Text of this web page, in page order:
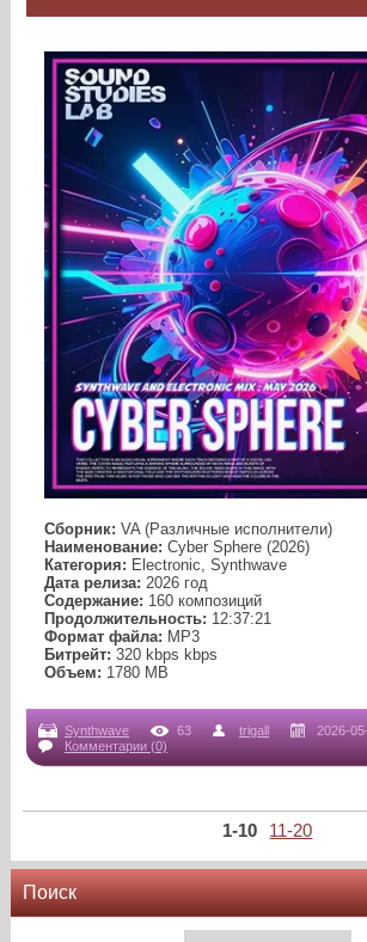
Сборник: VA (Различные исполнители)
Наименование: Cyber Sphere (2026)
Категория: Electronic, Synthwave
Дата релиза: 2026 год
Содержание: 160 композиций
Продолжительность: 12:37:21
Формат файла: MP3
Битрейт: 320 kbps kbps
Объем: 1780 МB
Synthwave 63 trigall
2026-
Комментарии (0)
1-10 11-20
Поиск